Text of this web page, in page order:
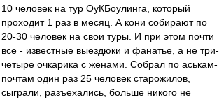
10 человек на тур ОуКБоулинга, который
проходит 1 раз в месяц. А кони собирают по
20-30 человек на свои туры. И при этом почти
все - известные выездюки и фанатье, а не три-
четыре очкарика с женами. Собрал по аськам-
почтам один раз 25 человек старожилов,
сыграли, разъехались, больше никого не